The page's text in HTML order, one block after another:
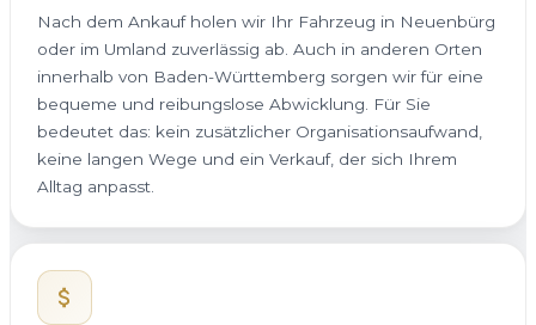
Nach dem Ankauf holen wir Ihr Fahrzeug in Neuenbürg
oder im Umland zuverlässig ab. Auch in anderen Orten
innerhalb von Baden-Württemberg sorgen wir für eine
bequeme und reibungslose Abwicklung. Für Sie
bedeutet das: kein zusätzlicher Organisationsaufwand,
keine langen Wege und ein Verkauf, der sich Ihrem
Alltag anpasst.